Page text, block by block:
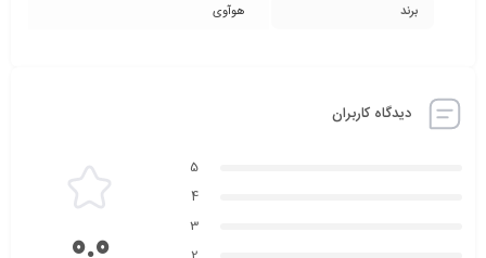
برند هوآوی
دیدگاه کاربران
5
4
3